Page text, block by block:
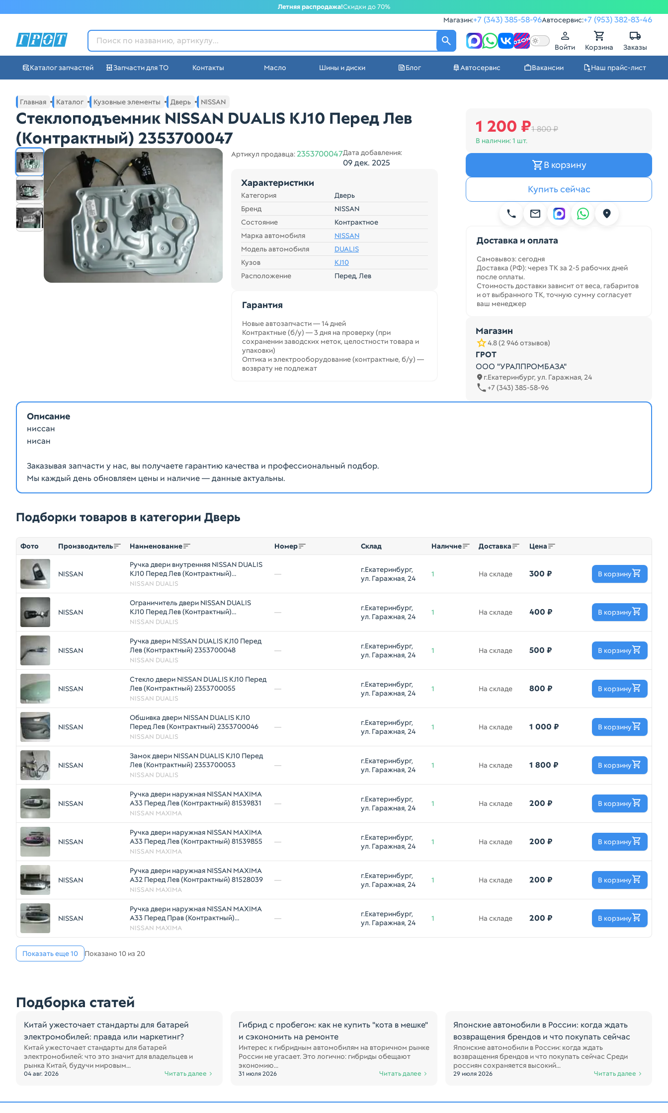
Летняя распродажа!Скидки до 70%
Магазин:+7 (343) 385-58-96Автосервис:+7 (953) 382-83-46
ГРОТ - Автозапчасти в Екатеринбурге
Войти Корзина Заказы
Каталог запчастей Запчасти для ТО Контакты Масло Шины и диски Блог Автосервис Вакансии Наш прайс-лист
Основное меню навигации интернет-магазина автозапчастей в Екатеринбурге
Главная Каталог Кузовные элементы Дверь NISSAN
Стеклоподъемник NISSAN DUALIS KJ10 Перед Лев
(Контрактный) 2353700047
Артикул продавца:2353700047Дата добавления:
09 дек. 2025
Характеристики
Категория
Дверь
Бренд
NISSAN
Состояние
Контрактное
Марка автомобиля
NISSAN
Модель автомобиля
DUALIS
Кузов
KJ10
Расположение
Перед, Лев
Гарантия
Новые автозапчасти — 14 дней
Контрактные (б/у) — 3 дня на проверку (при
сохранении заводских меток, целостности товара и
упаковки)
Оптика и электрооборудование (контрактные, б/у) —
возврату не подлежат
1 200 ₽1 800 ₽
В наличии:1 шт.
В корзину
Купить сейчас
Доставка и оплата
Самовывоз: сегодня
Доставка (РФ): через ТК за 2-5 рабочих дней
после оплаты.
Стоимость доставки зависит от веса, габаритов
и от выбранного ТК, точную сумму согласует
ваш менеджер
Магазин
4.8 (2 946 отзывов)
ГРОТ
ООО "УРАЛПРОМБАЗА"
г.Екатеринбург, ул. Гаражная, 24
+7 (343) 385-58-96
Описание
ниссан
нисан
Заказывая запчасти у нас, вы получаете гарантию качества и профессиональный подбор.
Мы каждый день обновляем цены и наличие — данные актуальны.
Подборки товаров в категории Дверь
Фото Производитель Наименование Номер Склад Наличие Доставка Цена
NISSAN
Ручка двери внутренняя NISSAN DUALIS
KJ10 Перед Лев (Контрактный)
2353700052
NISSAN DUALIS
—
г.Екатеринбург,
ул. Гаражная, 24
1 На складе 300 ₽ В корзину
NISSAN
Ограничитель двери NISSAN DUALIS
KJ10 Перед Лев (Контрактный)
2353700054
NISSAN DUALIS
—
г.Екатеринбург,
ул. Гаражная, 24
1 На складе 400 ₽ В корзину
NISSAN
Ручка двери NISSAN DUALIS KJ10 Перед
Лев (Контрактный) 2353700048
NISSAN DUALIS
—
г.Екатеринбург,
ул. Гаражная, 24
1 На складе 500 ₽ В корзину
NISSAN
Стекло двери NISSAN DUALIS KJ10 Перед
Лев (Контрактный) 2353700055
NISSAN DUALIS
—
г.Екатеринбург,
ул. Гаражная, 24
1 На складе 800 ₽ В корзину
NISSAN
Обшивка двери NISSAN DUALIS KJ10
Перед Лев (Контрактный) 2353700046
NISSAN DUALIS
—
г.Екатеринбург,
ул. Гаражная, 24
1 На складе 1 000 ₽ В корзину
NISSAN
Замок двери NISSAN DUALIS KJ10 Перед
Лев (Контрактный) 2353700053
NISSAN DUALIS
—
г.Екатеринбург,
ул. Гаражная, 24
1 На складе 1 800 ₽ В корзину
NISSAN
Ручка двери наружная NISSAN MAXIMA
A33 Перед Лев (Контрактный) 81539831
NISSAN MAXIMA
—
г.Екатеринбург,
ул. Гаражная, 24
1 На складе 200 ₽ В корзину
NISSAN
Ручка двери наружная NISSAN MAXIMA
A33 Перед Лев (Контрактный) 81539855
NISSAN MAXIMA
—
г.Екатеринбург,
ул. Гаражная, 24
1 На складе 200 ₽ В корзину
NISSAN
Ручка двери наружная NISSAN MAXIMA
A32 Перед Лев (Контрактный) 81528039
NISSAN MAXIMA
—
г.Екатеринбург,
ул. Гаражная, 24
1 На складе 200 ₽ В корзину
NISSAN
Ручка двери наружная NISSAN MAXIMA
A33 Перед Прав (Контрактный)
81528029
NISSAN MAXIMA
—
г.Екатеринбург,
ул. Гаражная, 24
1 На складе 200 ₽ В корзину
Показать еще 10 Показано 10 из 20
Подборка статей
Китай ужесточает стандарты для батарей
электромобилей: правда или маркетинг?
Китай ужесточает стандарты для батарей
электромобилей: что это значит для владельцев и
рынка Китай, будучи мировым...
04 авг. 2026 Читать далее
Гибрид с пробегом: как не купить "кота в мешке"
и сэкономить на ремонте
Интерес к гибридным автомобилям на вторичном рынке
России не угасает. Это логично: гибриды обещают
экономию...
31 июля 2026 Читать далее
Японские автомобили в России: когда ждать
возвращения брендов и что покупать сейчас
Японские автомобили в России: когда ждать
возвращения брендов и что покупать сейчас Среди
россиян сохраняется высокий...
29 июля 2026 Читать далее